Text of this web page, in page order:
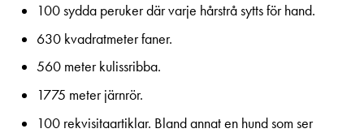
100 sydda peruker där varje hårstrå sytts för hand.
630 kvadratmeter faner.
560 meter kulissribba.
1775 meter järnrör.
100 rekvisitaartiklar. Bland annat en hund som ser